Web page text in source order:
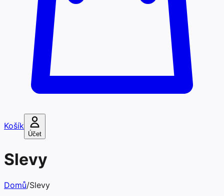
Košík
Účet
Slevy
Domů/Slevy